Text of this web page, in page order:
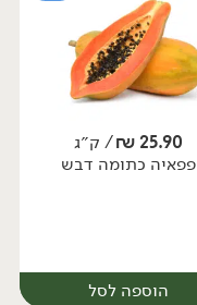
יח׳
25.90
₪/ ק״ג
פפאיה כתומה דבש
הוספה לסל